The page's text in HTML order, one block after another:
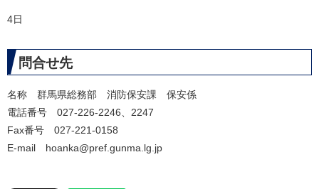
4日
問合せ先
名称 群馬県総務部 消防保安課 保安係
電話番号 027-226-2246、2247
Fax番号 027-221-0158
E-mail hoanka@pref.gunma.lg.jp